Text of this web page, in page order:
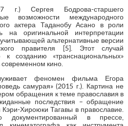
г.) Сергея Бодрова-старшего
возможности международного
актера Таданобу Асано в роли
на оригинальной интерпретации
альтернативные версии
правителя [5]. Этот случай
к созданию «транснациональных»
современном кино.
феномен фильма Егора
самурая» (2015 г.). Картина не
обращения к теме православия в
последствия – обращение
Хироюки Тагавы в православие.
документированный в прессе,